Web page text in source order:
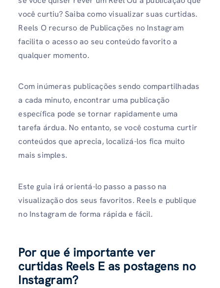
você curtiu? Saiba como visualizar suas curtidas.
Reels O recurso de Publicações no Instagram
facilita o acesso ao seu conteúdo favorito a
qualquer momento.
Com inúmeras publicações sendo compartilhadas
a cada minuto, encontrar uma publicação
específica pode se tornar rapidamente uma
tarefa árdua. No entanto, se você costuma curtir
conteúdos que aprecia, localizá-los fica muito
mais simples.
Este guia irá orientá-lo passo a passo na
visualização dos seus favoritos. Reels e publique
no Instagram de forma rápida e fácil.
Por que é importante ver
curtidas Reels E as postagens no
Instagram?